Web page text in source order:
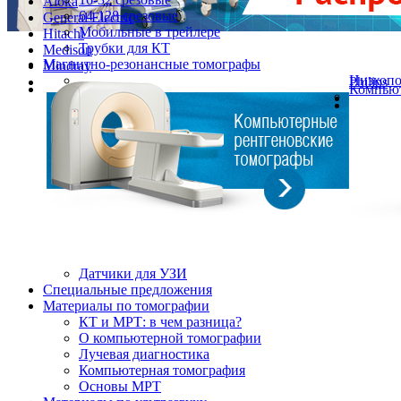
General Electric
Hitachi
Medison
Mindray
Philips
64-128 срезовые
Мобильные в трейлере
Трубки для КТ
Магнитно-резонансные томографы
Датчики для УЗИ
Cпециальные предложения
Материалы по томографии
КТ и МРТ: в чем разница?
О компьютерной томографии
Лучевая диагностика
Компьютерная томография
Основы МРТ